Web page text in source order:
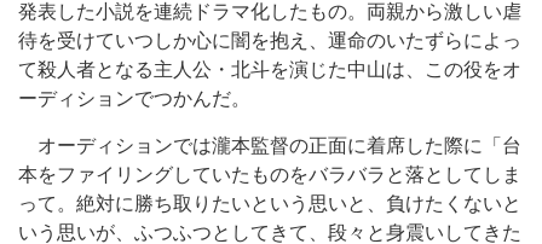
発表した小説を連続ドラマ化したもの。両親から激しい虐
待を受けていつしか心に闇を抱え、運命のいたずらによっ
て殺人者となる主人公・北斗を演じた中山は、この役をオ
ーディションでつかんだ。
オーディションでは瀧本監督の正面に着席した際に「台
本をファイリングしていたものをバラバラと落としてしま
って。絶対に勝ち取りたいという思いと、負けたくないと
いう思いが、ふつふつとしてきて、段々と身震いしてきた